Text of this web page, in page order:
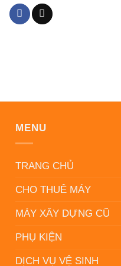
MENU
TRANG CHỦ
CHO THUÊ MÁY
MÁY XÂY DỰNG CŨ
PHỤ KIỆN
DỊCH VỤ VỆ SINH